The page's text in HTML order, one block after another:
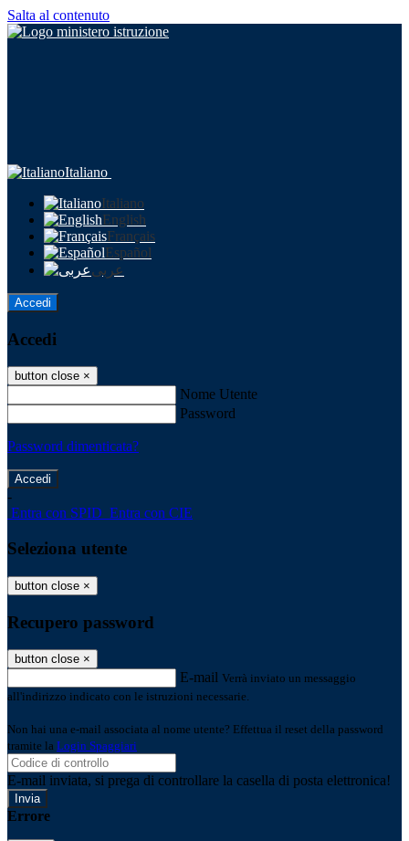
Salta al contenuto
Italiano
Italiano
English
Français
Español
عربى
Accedi
Accedi
button close ×
Nome Utente
Password
Password dimenticata?
-
Entra con SPID Entra con CIE
Seleziona utente
button close ×
Recupero password
button close ×
E-mail Verrà inviato un messaggio
all'indirizzo indicato con le istruzioni necessarie.
Non hai una e-mail associata al nome utente? Effettua il reset della password
tramite la Login Spaggiari
E-mail inviata, si prega di controllare la casella di posta elettronica!
Errore